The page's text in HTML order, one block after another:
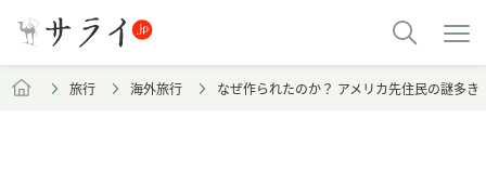
旅行 海外旅行 なぜ作られたのか？ アメリカ先住民の謎多